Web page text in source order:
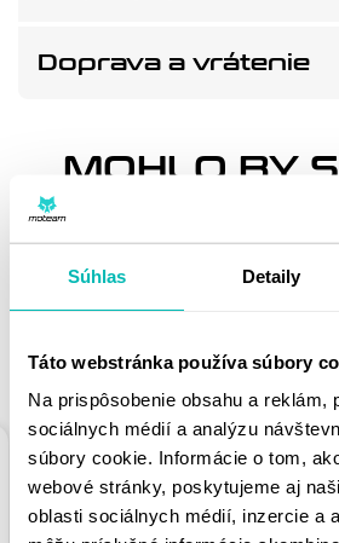
Súhlas Detaily
Táto webstránka používa súbory
Na prispôsobenie obsahu a reklám,
sociálnych médií a analýzu
súbory cookie. Informácie o tom,
webové stránky, poskytujeme aj
oblasti sociálnych médií, inzercie a
Doprava a vrátenie
MOHLO BY
PODOBNÉ